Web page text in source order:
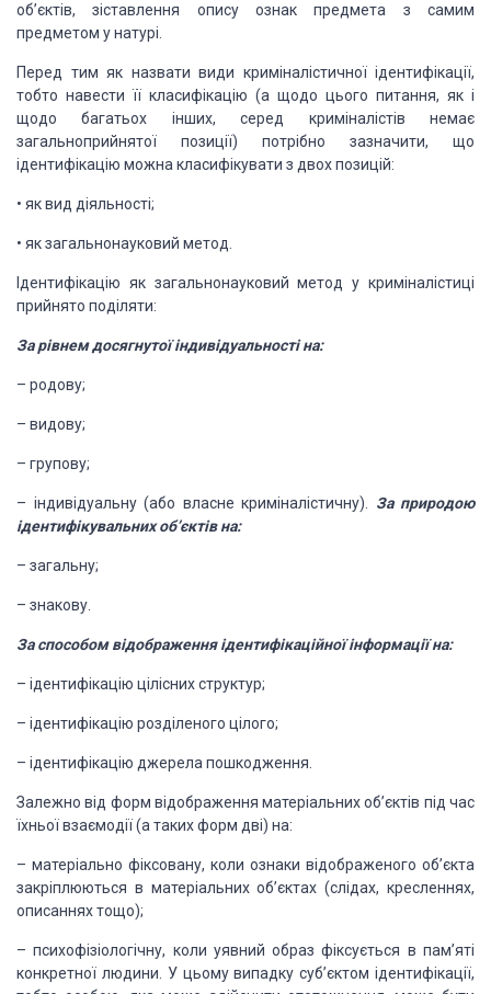
об’єктів, зіставлення опису ознак предмета з самим
предметом унатурі.
Перед тим як назвати види криміналістичної ідентифікації,
тобто навести її класифікацію (а щодо цього питання, як і
щодо багатьох інших, серед криміналістів немає
загальноприйнятої позиції) потрібно зазначити, що
ідентифікацію можна класифікувати з двохпозицій:
• яквид діяльності;
• якзагальнонауковий метод.
Ідентифікацію якзагальнонауковий метод у криміналістиці
прийнято поділяти:
За рівнем досягнутоїіндивідуальності на:
– родову;
– видову;
– групову;
– індивідуальну(або власне криміналістичну). За природою
ідентифікувальних об’єктів на:
– загальну;
– знакову.
За способом відображенняідентифікаційної інформації на:
– ідентифікацію цілісних структур;
– ідентифікацію розділеного цілого;
– ідентифікацію джерела пошкодження.
Залежно від форм відображення матеріальних об’єктів під час
їхньої взаємодії (а таких форм дві) на:
– матеріально фіксовану, коли ознаки відображеного об’єкта
закріплюються в матеріальнихоб’єктах (слідах, кресленнях,
описаннях тощо);
–психофізіологічну, коли уявний образ фіксується в пам’яті
конкретної людини. У цьому випадку суб’єктом ідентифікації,